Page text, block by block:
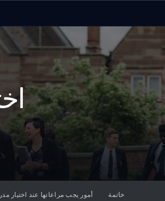
أمور يجب مراعاتها عند اختيار خاتمة